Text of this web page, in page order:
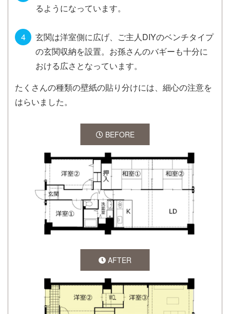
るようになっています。
玄関は洋室側に広げ、ご主人DIYのベンチタイプ
の玄関収納を設置。お孫さんのバギーも十分に
おける広さとなっています。
たくさんの種類の壁紙の貼り分けには、細心の注意を
はらいました。
BEFORE
AFTER